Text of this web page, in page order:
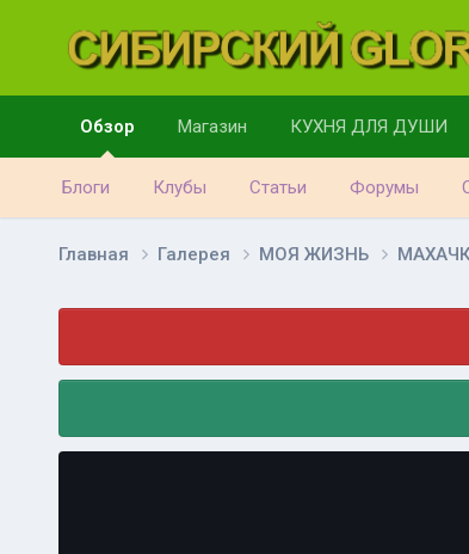
Обзор
Блоги Клубы Статьи Форумы
Магазин КУХНЯ ДЛЯ ДУШИ
Главная Галерея МОЯ ЖИЗНЬ